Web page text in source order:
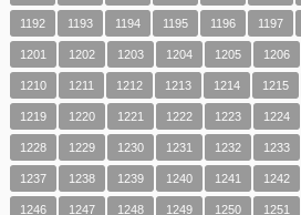
1192 1193 1194 1195 1196 1197
1201 1202 1203 1204 1205 1206
1210 1211 1212 1213 1214 1215
1219 1220 1221 1222 1223 1224
1228 1229 1230 1231 1232 1233
1237 1238 1239 1240 1241 1242
1246 1247 1248 1249 1250 1251